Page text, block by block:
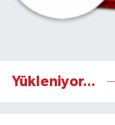
Yükleniyor...